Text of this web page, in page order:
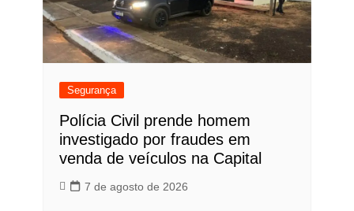
Segurança
Polícia Civil prende homem
investigado por fraudes em
venda de veículos na Capital
7 de agosto de 2026